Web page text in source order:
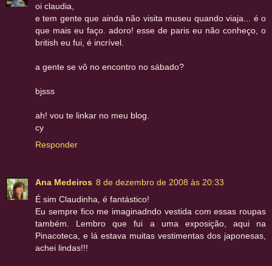
oi claudia,
e tem gente que ainda não visita museu quando viaja... é o
que mais eu faço. adoro! esse de paris eu não conheço, o
british eu fui, é incrível.
a gente se vô no encontro no sábado?
bjsss
ah! vou te linkar no meu blog.
cy
Responder
Ana Medeiros 8 de dezembro de 2008 às 20:33
É sim Claudinha, é fantástico!
Eu sempre fico me imaginadndo vestida com essas roupas
também. Lembro que fui a uma exposição, aqui na
Pinacoteca, e lá estava muitas vestimentas dos japonesas,
achei lindas!!!